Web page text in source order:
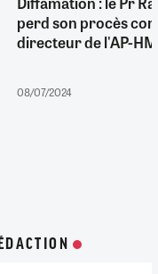
perd son procès
directeur de l'AP-HM
08/07/2024